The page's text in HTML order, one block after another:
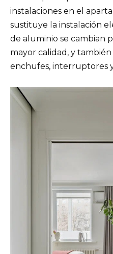
instalaciones en el
sustituye la instalación
de aluminio se cambian
mayor calidad, y
enchufes, interruptores